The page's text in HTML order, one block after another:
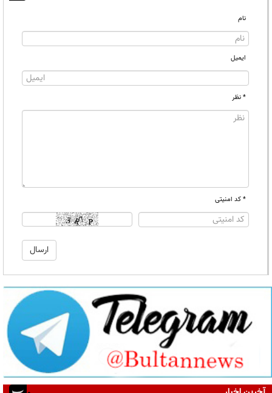
نام
ایمیل
* نظر
* کد امنیتی